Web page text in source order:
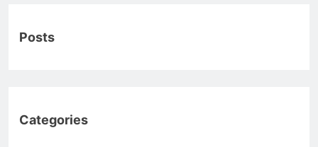
Posts
Categories